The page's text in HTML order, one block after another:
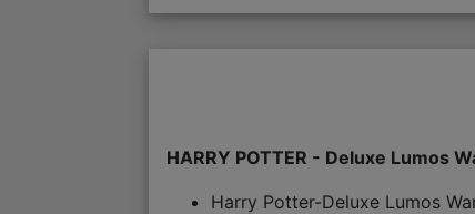
HARRY POTTER - Deluxe Lumos
Harry Potter-Deluxe Lumos